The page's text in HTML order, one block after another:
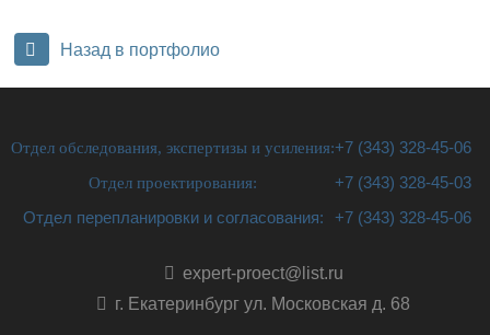
Назад в портфолио
Отдел обследования, экспертизы и усиления:+7 (343) 328-45-06
Отдел проектирования:
+7 (343) 328-45-03
Отдел перепланировки и согласования:
+7 (343) 328-45-06
expert-proect@list.ru
г. Екатеринбург ул. Московская д. 68